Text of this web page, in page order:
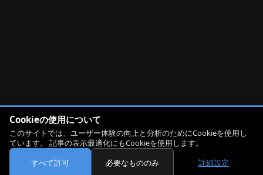
Cookieの使用について
このサイトでは、ユーザー体験の向上と分析のためにCookieを使用し
ています。 記事の表示最適化にもCookieを使用します。
すべて許可 必要なもののみ 詳細設定